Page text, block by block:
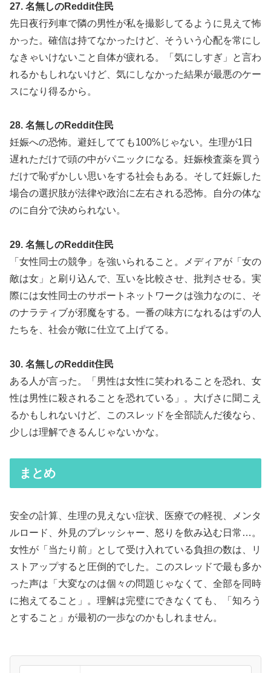
27. 名無しのReddit住民
先日夜行列車で隣の男性が私を撮影してるように見えて怖
かった。確信は持てなかったけど、そういう心配を常にし
なきゃいけないこと自体が疲れる。「気にしすぎ」と言わ
れるかもしれないけど、気にしなかった結果が最悪のケー
スになり得るから。
28. 名無しのReddit住民
妊娠への恐怖。避妊してても100%じゃない。生理が1日
遅れただけで頭の中がパニックになる。妊娠検査薬を買う
だけで恥ずかしい思いをする社会もある。そして妊娠した
場合の選択肢が法律や政治に左右される恐怖。自分の体な
のに自分で決められない。
29. 名無しのReddit住民
「女性同士の競争」を強いられること。メディアが「女の
敵は女」と刷り込んで、互いを比較させ、批判させる。実
際には女性同士のサポートネットワークは強力なのに、そ
のナラティブが邪魔をする。一番の味方になれるはずの人
たちを、社会が敵に仕立て上げてる。
30. 名無しのReddit住民
ある人が言った。「男性は女性に笑われることを恐れ、女
性は男性に殺されることを恐れている」。大げさに聞こえ
るかもしれないけど、このスレッドを全部読んだ後なら、
少しは理解できるんじゃないかな。
まとめ
安全の計算、生理の見えない症状、医療での軽視、メンタ
ルロード、外見のプレッシャー、怒りを飲み込む日常…。
女性が「当たり前」として受け入れている負担の数は、リ
ストアップすると圧倒的でした。このスレッドで最も多か
った声は「大変なのは個々の問題じゃなくて、全部を同時
に抱えてること」。理解は完璧にできなくても、「知ろう
とすること」が最初の一歩なのかもしれません。